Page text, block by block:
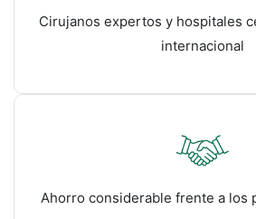
Cirujanos expertos y hospitales
internacional
Ahorro considerable frente a los